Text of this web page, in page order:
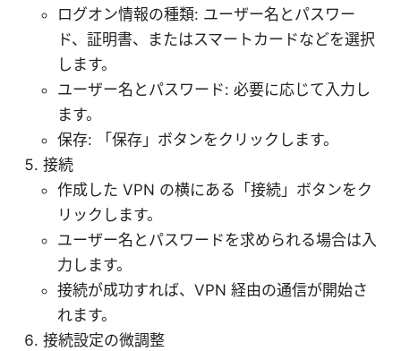
ログオン情報の種類: ユーザー名とパスワー
ド、証明書、またはスマートカードなどを選択
します。
ユーザー名とパスワード: 必要に応じて入力し
ます。
保存: 「保存」ボタンをクリックします。
接続
作成した VPN の横にある「接続」ボタンをク
リックします。
ユーザー名とパスワードを求められる場合は入
力します。
接続が成功すれば、VPN 経由の通信が開始さ
れます。
接続設定の微調整